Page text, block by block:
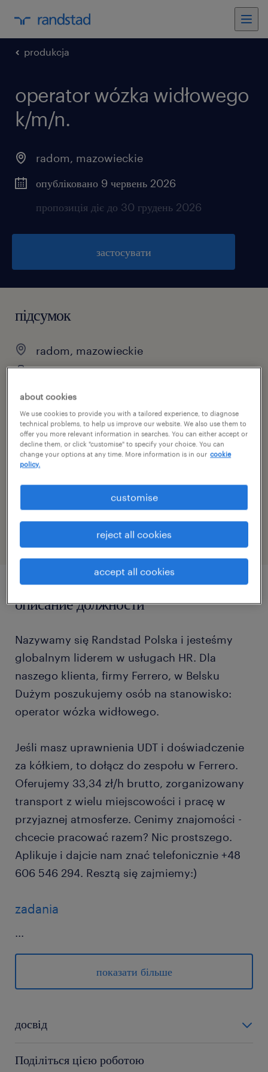
produkcja
operator wózka widłowego
k/m/n.
radom, mazowieckie
опубліковано 9 червень 2026
пропозиція діє до 30 грудень 2026
застосувати
підсумок
radom, mazowieckie
praca tymczasowa
pełen etat
специальность
produkcja
46984674
описание должности
Nazywamy się Randstad Polska i jesteśmy
globalnym liderem w usługach HR. Dla
naszego klienta, firmy Ferrero, w Belsku
Dużym poszukujemy osób na stanowisko:
operator wózka widłowego.
Jeśli masz uprawnienia UDT i doświadczenie
za kółkiem, to dołącz do zespołu w Ferrero.
Oferujemy 33,34 zł/h brutto, zorganizowany
transport z wielu miejscowości i pracę w
przyjaznej atmosferze. Cenimy znajomości -
chcecie pracować razem? Nic prostszego.
Aplikuje i dajcie nam znać telefonicznie +48
606 546 294. Resztą się zajmiemy:)
zadania
...
obsługa wózka widłowego - odbieranie,
sprawdzanie, sortowanie produktów
ewidencjonowanie przewożonego
odpowiadasz za to, by wszystko dotarło
показати більше
досвід
Поділіться цією роботою
about cookies
We use cookies to provide you with a tailored experience, to diagnose
technical problems, to help us improve our website. We also use them to
offer you more relevant information in searches. You can either accept or
decline them, or click "customise" to specify your choice. You can
change your options at any time. More information is in our cookie
policy.
accept all cookies
reject all cookies
customise